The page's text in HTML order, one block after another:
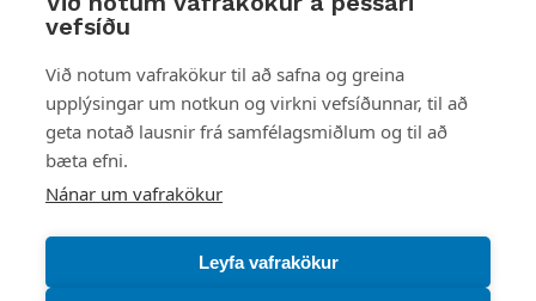
vefsíðu
Við notum vafrakökur til að safna og greina
upplýsingar um notkun og virkni vefsíðunnar, til að
geta notað lausnir frá samfélagsmiðlum og til að
bæta efni.
Nánar um vafrakökur
Leyfa vafrakökur
Styttu þér leið
Mest skoðað
Starfsstöðvar